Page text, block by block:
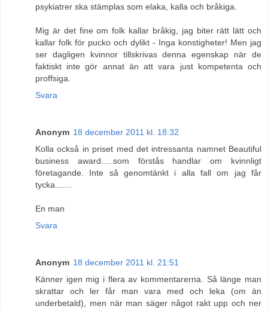
psykiatrer ska stämplas som elaka, kalla och bråkiga.
Mig är det fine om folk kallar bråkig, jag biter rätt lätt och
kallar folk för pucko och dylikt - Inga konstigheter! Men jag
ser dagligen kvinnor tillskrivas denna egenskap när de
faktiskt inte gör annat än att vara just kompetenta och
proffsiga.
Svara
Anonym 18 december 2011 kl. 18:32
Kolla också in priset med det intressanta namnet Beautiful
business award.....som förstås handlar om kvinnligt
företagande. Inte så genomtänkt i alla fall om jag får
tycka.......
En man
Svara
Anonym 18 december 2011 kl. 21:51
Känner igen mig i flera av kommentarerna. Så länge man
skrattar och ler får man vara med och leka (om än
underbetald), men när man säger något rakt upp och ner